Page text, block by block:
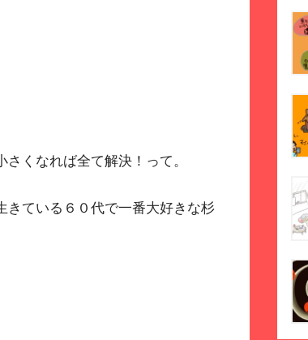
くなれば全て解決！って。
きている６０代で一番大好きな杉